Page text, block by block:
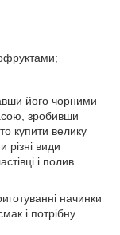
його чорними
зробивши
купити велику
різні види
і полив
начинки
і потрібну